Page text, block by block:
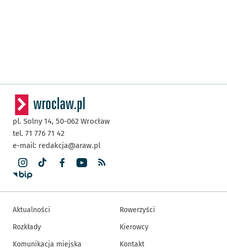
pl. Solny 14, 50-062 Wrocław
tel. 71 776 71 42
e-mail: redakcja@araw.pl
Aktualności
Rozkłady
Komunikacja miejska
Rowerzyści
Kierowcy
Kontakt